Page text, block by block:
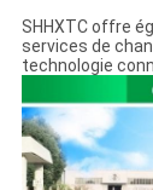
SHHXTC offre
services de
technologie